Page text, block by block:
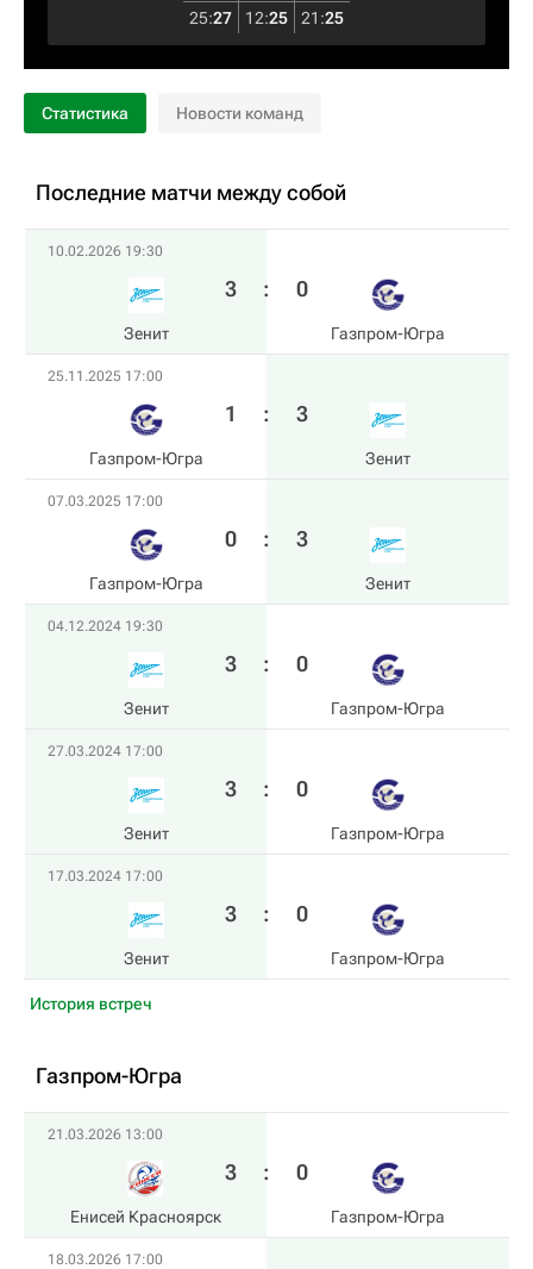
25:27 12:25 21 :25
Статистика Новости команд
Последние матчи между собой
10.02.2026 19:30
Зенит
3 : 0
Газпром-Югра
25.11.2025 17:00
Газпром-Югра
1 : 3
Зенит
07.03.2025 17:00
Газпром-Югра
0 : 3
Зенит
04.12.2024 19:30
Зенит
3 : 0
Газпром-Югра
27.03.2024 17:00
Зенит
3 : 0
Газпром-Югра
17.03.2024 17:00
Зенит
3 : 0
Газпром-Югра
История встреч
Газпром-Югра
21.03.2026 13:00
Енисей Красноярск
3 : 0
Газпром-Югра
18.03.2026 17:00